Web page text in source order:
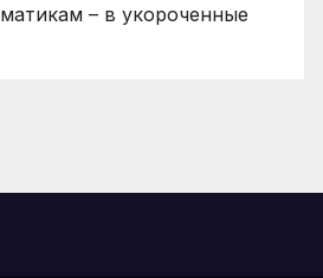
– в укороченные